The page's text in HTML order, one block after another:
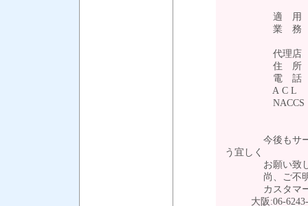
適 用 : 令和
業 務 :
代理店 : 株式
住 所 : 〒559-
電 話 : 06-
A C L ： 船社
NACCS ：
今後もサービ
う宜しく
お願い致し
尚、ご不明な
カスタマーサ
大阪:06-6243-